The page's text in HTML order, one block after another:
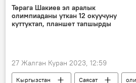
Борбор Азия
Украина
Жаңжал
Төрага Шакиев эл аралык
олимпиаданы уткан 12 окуучуну
куттуктап, планшет тапшырды
27 Жалган Куран 2023, 12:59
Кыргызстан Саясат